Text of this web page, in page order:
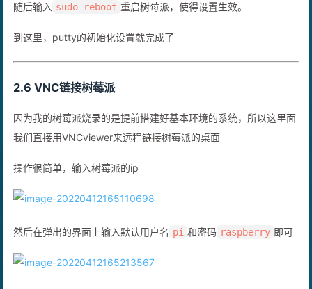
随后输入 sudo reboot 重启树莓派，使得设置生效。
到这里，putty的初始化设置就完成了
2.6 VNC链接树莓派
因为我的树莓派烧录的是提前搭建好基本环境的系统，所以这里面
我们直接用VNCviewer来远程链接树莓派的桌面
操作很简单，输入树莓派的ip
然后在弹出的界面上输入默认用户名 pi 和密码 raspberry 即可